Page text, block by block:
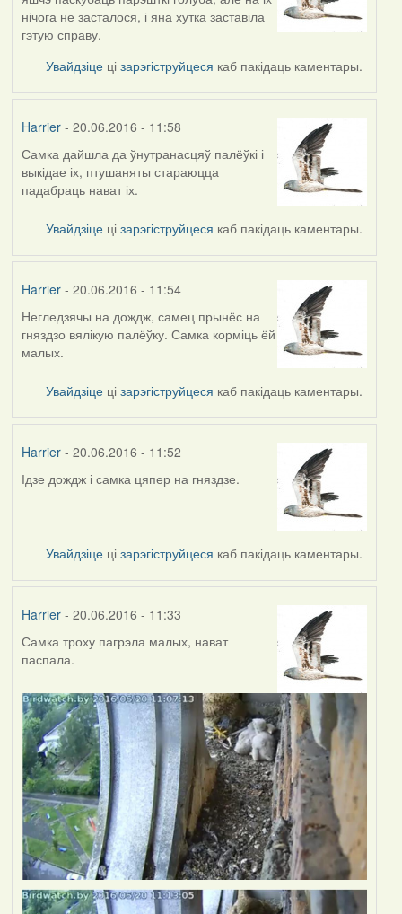
нічога не засталося, і яна хутка заставіла
гэтую справу.
Увайдзіце цізарэгіструйцеся каб пакідаць каментары.
Harrier- 20.06.2016 - 11:58
Самка дайшла да ўнутранасцяў палёўкі і
выкідае іх, птушаняты стараюцца
падабраць нават іх.
Увайдзіце цізарэгіструйцеся каб пакідаць каментары.
Harrier- 20.06.2016 - 11:54
Негледзячы на дождж, самец прынёс на
гняздзо вялікую палёўку. Самка корміць ёй
малых.
Увайдзіце цізарэгіструйцеся каб пакідаць каментары.
Harrier- 20.06.2016 - 11:52
Ідзе дождж і самка цяпер на гняздзе.
Увайдзіце цізарэгіструйцеся каб пакідаць каментары.
Harrier- 20.06.2016 - 11:33
Самка троху пагрэла малых, нават
паспала.